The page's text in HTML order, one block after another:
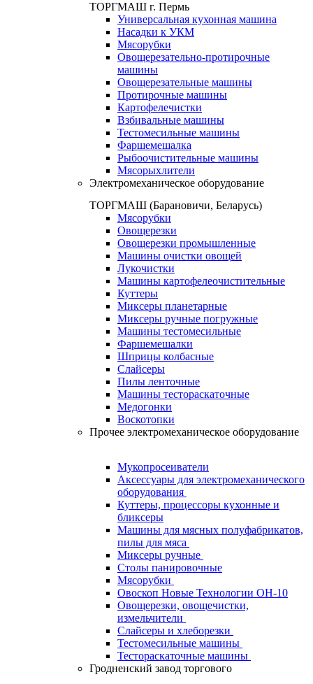
ТОРГМАШ г. Пермь
Универсальная кухонная машина
Насадки к УКМ
Мясорубки
Овощерезательно-протирочные
машины
Овощерезательные машины
Протирочные машины
Картофелечистки
Взбивальные машины
Тестомесильные машины
Фаршемешалка
Рыбоочистительные машины
Мясорыхлители
Электромеханическое оборудование
ТОРГМАШ (Барановичи, Беларусь)
Мясорубки
Овощерезки
Овощерезки промышленные
Машины очистки овощей
Лукочистки
Машины картофелеочистительные
Куттеры
Миксеры планетарные
Миксеры ручные погружные
Машины тестомесильные
Фаршемешалки
Шприцы колбасные
Слайсеры
Пилы ленточные
Машины тестораскаточные
Медогонки
Воскотопки
Прочее электромеханическое оборудование
Мукопросеиватели
Аксессуары для электромеханического
оборудования
Куттеры, процессоры кухонные и
бликсеры
Машины для мясных полуфабрикатов,
пилы для мяса
Миксеры ручные
Столы панировочные
Мясорубки
Овоскоп Новые Технологии ОН-10
Овощерезки, овощечистки,
измельчители
Слайсеры и хлеборезки
Тестомесильные машины
Тестораскаточные машины
Гродненский завод торгового